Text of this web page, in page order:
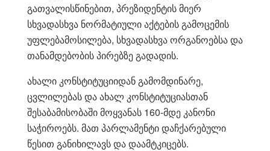
გათვალისწინებით, პრეზიდენტის მიერ
სხვადასხვა ნორმატიული აქტების გამოცემის
უფლებამოსილება, სხვადასხვა ორგანოებსა და
თანამდებობის პირებზე გადადის.
ახალი კონსტიტუციიდან გამომდინარე,
ცვლილებას და ახალ კონსტიტუციასთან
შესაბამისობაში მოყვანას 160-მდე კანონი
საჭიროებს. მათ პარლამენტი დაჩქარებული
წესით განიხილავს და დაამტკიცებს.